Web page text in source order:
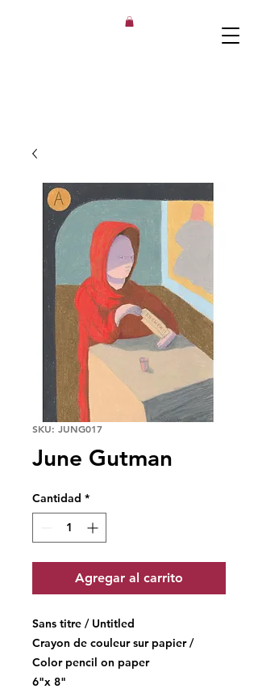
SKU: JUNG017
June Gutman
Cantidad *
Agregar al carrito
Sans titre / Untitled
Crayon de couleur sur papier /
Color pencil on paper
6"x 8"